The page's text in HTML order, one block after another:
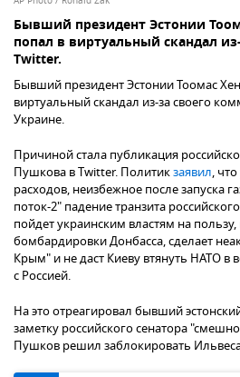
Бывший президент Эстонии
попал в виртуальный скандал
Twitter.
Бывший президент Эстонии Тоомас
виртуальный скандал из-за своего
Украине.
Причиной стала публикация
Пушкова в Twitter. Политикзаявил,
расходов, неизбежное после запуска
поток-2" падение транзита
пойдет украинским властям на
бомбардировки Донбасса, сделает
Крым" и не даст Киеву втянуть НАТО
с Россией.
На это отреагировал бывший
заметку российского сенатора
Пушков решил заблокировать